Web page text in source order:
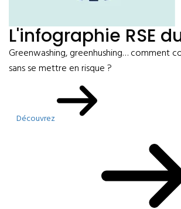
L'infographie RSE
Greenwashing, greenhushing… comment
sans se mettre en risque ?
Découvrez